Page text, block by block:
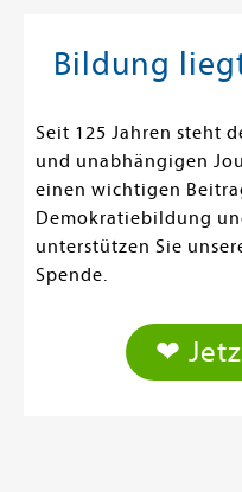
Bildung
Seit 125 Jahren steht
und unabhängigen
einen wichtigen
Demokratiebildung
unterstützen Sie
Spende.
❤